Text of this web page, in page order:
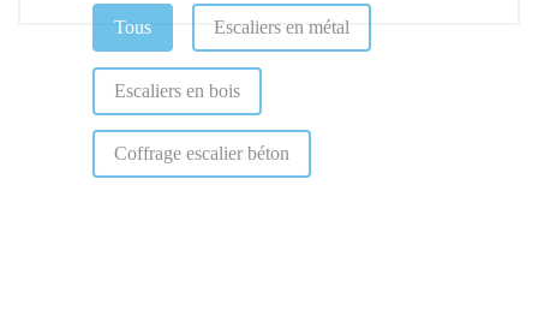
CATÉGORIE (PAGE DE RÉFÉRENCEMENT)
Tous Escaliers en métal
Escaliers en bois
Coffrage escalier béton